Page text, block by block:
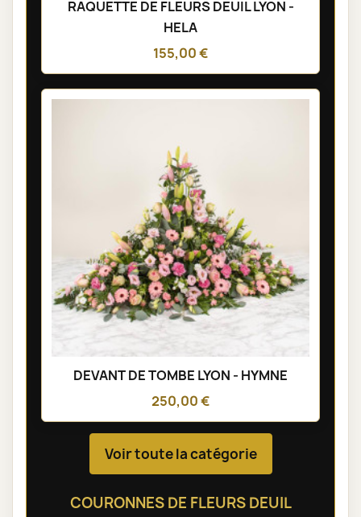
RAQUETTE DE FLEURS DEUIL LYON -
HELA
155,00 €
DEVANT DE TOMBE LYON - HYMNE
250,00 €
Voir toute la catégorie
COURONNES DE FLEURS DEUIL